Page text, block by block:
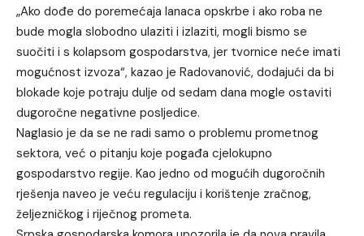
„Ako dođe do poremećaja lanaca opskrbe i ako roba ne
bude mogla slobodno ulaziti i izlaziti, mogli bismo se
suočiti i s kolapsom gospodarstva, jer tvornice neće imati
mogućnost izvoza“, kazao je Radovanović, dodajući da bi
blokade koje potraju dulje od sedam dana mogle ostaviti
dugoročne negativne posljedice.
Naglasio je da se ne radi samo o problemu prometnog
sektora, već o pitanju koje pogađa cjelokupno
gospodarstvo regije. Kao jedno od mogućih dugoročnih
rješenja naveo je veću regulaciju i korištenje zračnog,
željezničkog i riječnog prometa.